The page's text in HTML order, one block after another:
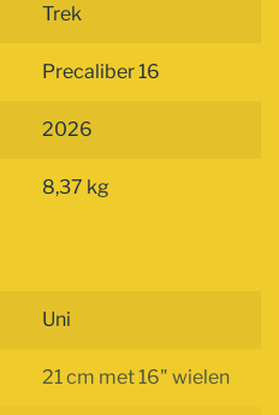
Trek
Precaliber 16
2026
8,37 kg
Uni
21 cm met 16" wielen